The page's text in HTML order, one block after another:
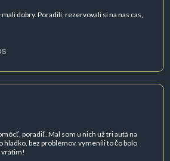
dobry. Poradili, rezervovali si na nas cas,
poradiť. Mal som u nich už tri autá na
hladko, bez problémov, vymenili to čo bolo
vrátim!